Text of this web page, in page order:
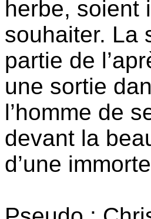
herbe, soient
souhaiter. La
partie de
une sortie
l’homme de
devant la
d’une